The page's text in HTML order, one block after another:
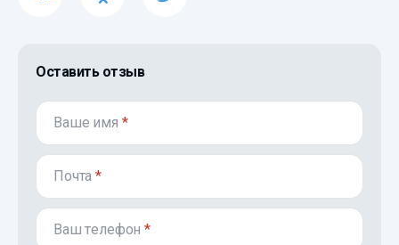
Оставить отзыв
Ваше имя *
Почта*
Ваш телефон*